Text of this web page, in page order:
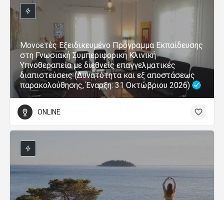
Μονοετές Εξειδικευμένο Πρόγραμμα Εκπαίδευσης
στη Γνωσιακή Συμπεριφορική Κλινική
Υπνοθεραπεία με διεθνείς επαγγελματικές
διαπιστεύσεις (Δυνατότητα και εξ αποστάσεως
παρακολούθησης, Έναρξη: 31 Οκτώβριου 2026)
ONLINE